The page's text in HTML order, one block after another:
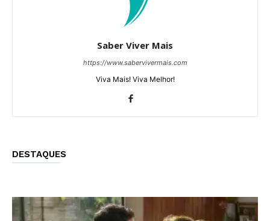
Saber Viver Mais
https://www.sabervivermais.com
Viva Mais! Viva Melhor!
DESTAQUES